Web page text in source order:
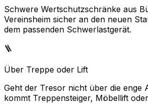
Schwere Wertschutzschränke aus
Vereinsheim sicher an den neuen
dem passenden Schwerlastgerät.
🪜
Über Treppe oder Lift
Geht der Tresor nicht über die enge
kommt Treppensteiger, Möbellift